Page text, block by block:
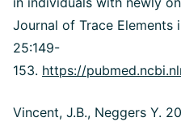
Journal of Trace Elements
25:149-
153. https://
Vincent, J.B., Neggers Y.